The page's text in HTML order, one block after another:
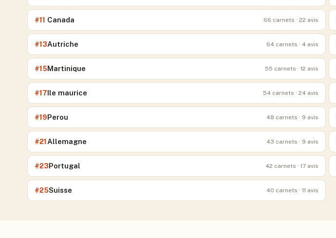
#11 Canada 66 carnets · 22 avis
#13Autriche 64 carnets · 4 avis
#15Martinique 55 carnets · 12 avis
#17Ile maurice 54 carnets · 24 avis
#19Perou 48 carnets · 9 avis
#21Allemagne 43 carnets · 9 avis
#23Portugal 42 carnets · 17 avis
#25Suisse 40 carnets · 11 avis